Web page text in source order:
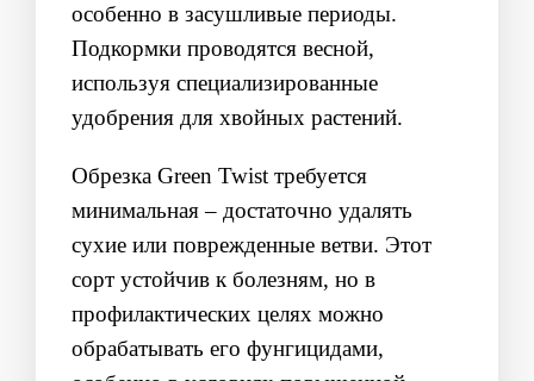
особенно в засушливые периоды.
Подкормки проводятся весной,
используя специализированные
удобрения для хвойных растений.
Обрезка Green Twist требуется
минимальная – достаточно удалять
сухие или поврежденные ветви. Этот
сорт устойчив к болезням, но в
профилактических целях можно
обрабатывать его фунгицидами,